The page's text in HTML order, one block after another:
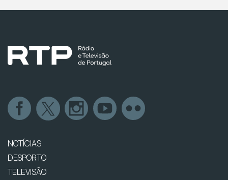
NOTÍCIAS
DESPORTO
TELEVISÃO